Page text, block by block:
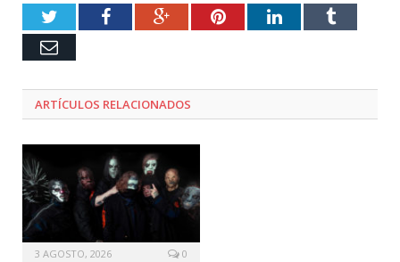
TwitterFacebookGoogle+PinterestLinkedInTumblr
Email
ARTÍCULOS RELACIONADOS
3 AGOSTO, 2026 0